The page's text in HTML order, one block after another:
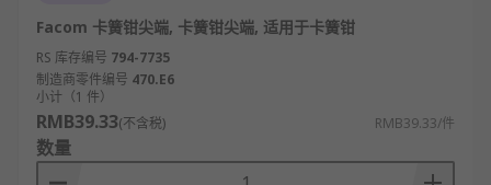
Facom 卡簧钳尖端, 卡簧钳尖端, 适用于卡簧钳
RS 库存编号 794-7735
制造商零件编号 470.E6
小计（1 件）
RMB39.33(不含税) RMB39.33/件
数量